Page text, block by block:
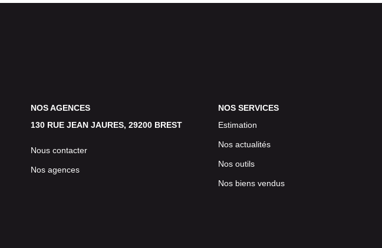
NOS AGENCES
130 RUE JEAN JAURES, 29200 BREST
Nous contacter
Nos agences
NOS SERVICES
Estimation
Nos actualités
Nos outils
Nos biens vendus